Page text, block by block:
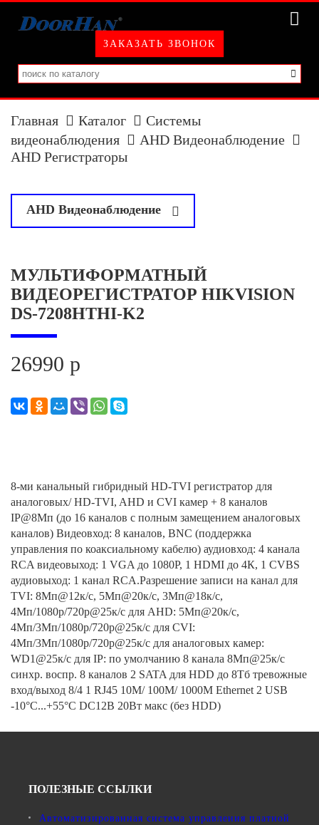
ЗАКАЗАТЬ ЗВОНОК
Главная Каталог
Системы
видеонаблюдения
AHD Видеонаблюдение
AHD Регистраторы
AHD Видеонаблюдение
AHD Регистраторы
МУЛЬТИФОРМАТНЫЙ
ВИДЕОРЕГИСТРАТОР HIKVISION
DS-7208HTHI-K2
26990 р
8-ми канальный гибридный HD-TVI регистратор для
аналоговых/ HD-TVI, AHD и CVI камер + 8 каналов
IP@8Мп (до 16 каналов с полным замещением аналоговых
каналов) Видеовход: 8 каналов, BNC (поддержка
управления по коаксиальному кабелю) аудиовход: 4 канала
RCA видеовыход: 1 VGA до 1080Р, 1 HDMI до 4К, 1 CVBS
аудиовыход: 1 канал RCA.Разрешение записи на канал для
TVI: 8Мп@12к/с, 5Мп@20к/с, 3Мп@18к/с,
4Мп/1080p/720p@25к/с для AHD: 5Мп@20к/с,
4Мп/3Мп/1080p/720p@25к/с для CVI:
4Мп/3Мп/1080p/720p@25к/с для аналоговых камер:
WD1@25к/с для IP: по умолчанию 8 канала 8Мп@25к/с
синхр. воспр. 8 каналов 2 SATA для HDD до 8Тб тревожные
вход/выход 8/4 1 RJ45 10M/ 100M/ 1000М Ethernet 2 USB
-10°C...+55°C DC12В 20Вт макс (без HDD)
ПОЛЕЗНЫЕ ССЫЛКИ
Автоматизированная система управления платной